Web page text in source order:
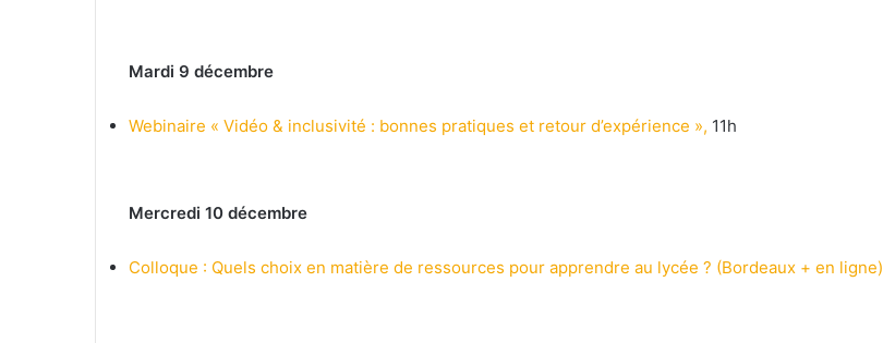
Mardi 9 décembre
Webinaire « Vidéo & inclusivité : bonnes pratiques et retour d’expérience », 11h
Mercredi 10 décembre
Colloque : Quels choix en matière de ressources pour apprendre au lycée ? (Bordeaux + en ligne)